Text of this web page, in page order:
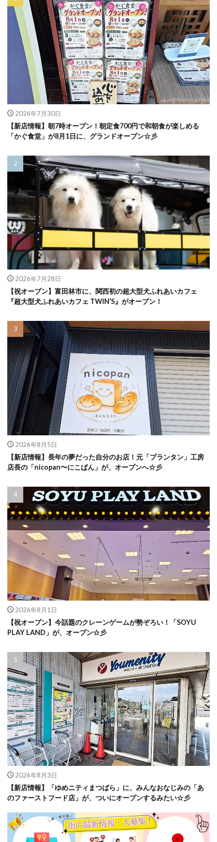
2026年7月30日
【新店情報】朝7時オープン！朝定食700円で和朝食が楽しめる
「かぐ食堂」が8月1日に、グランドオープン☆彡
2026年7月28日
【祝オープン】富田林市に、関西初の超大型犬ふれあいカフェ
『超大型犬ふれあいカフェ TWIN’S』がオープン！
2026年8月5日
【新店情報】長年の夢だった自分のお店！元「プランタン」工房
店長の「nicopan〜にこぱん」が、オープンへ☆彡
2026年8月1日
【祝オープン】今話題のクレーンゲームが勢ぞろい！「SOYU
PLAY LAND」が、オープン☆彡
2026年8月3日
【新店情報】「ゆめニティまつばら」に、みんなおなじみの「あ
のファーストフード店」が、ついにオープンするみたい☆彡